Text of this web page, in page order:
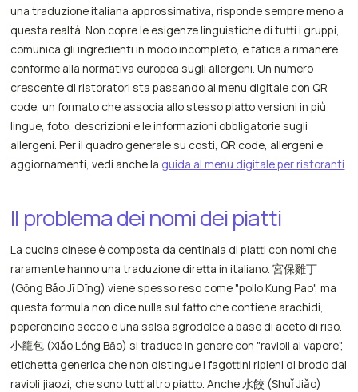
una traduzione italiana approssimativa, risponde sempre meno a
questa realtà. Non copre le esigenze linguistiche di tutti i gruppi,
comunica gli ingredienti in modo incompleto, e fatica a rimanere
conforme alla normativa europea sugli allergeni. Un numero
crescente di ristoratori sta passando al menu digitale con QR
code, un formato che associa allo stesso piatto versioni in più
lingue, foto, descrizioni e le informazioni obbligatorie sugli
allergeni. Per il quadro generale su costi, QR code, allergeni e
aggiornamenti, vedi anche la guida al menu digitale per ristoranti
Il problema dei nomi dei piatti
La cucina cinese è composta da centinaia di piatti con nomi che
raramente hanno una traduzione diretta in italiano. 宮保雞丁
(Gōng Bǎo Jī Dīng) viene spesso reso come "pollo Kung Pao", ma
questa formula non dice nulla sul fatto che contiene arachidi,
peperoncino secco e una salsa agrodolce a base di aceto di riso.
小籠包 (Xiǎo Lóng Bāo) si traduce in genere con "ravioli al vapore",
etichetta generica che non distingue i fagottini ripieni di brodo dai
ravioli jiaozi, che sono tutt'altro piatto. Anche 水餃 (Shuǐ Jiǎo)